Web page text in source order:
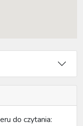
do czytania: